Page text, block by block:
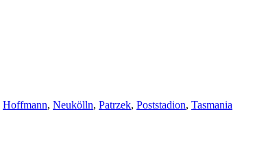
Hoffmann, Neukölln, Patrzek, Poststadion, Tasmania